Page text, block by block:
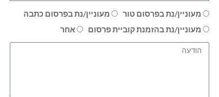
מעוניין/נת בפרסום טור
מעוניין/נת בפרסום כתבה
מעוניין/נת בהזמנת קוביית פרסום
אחר